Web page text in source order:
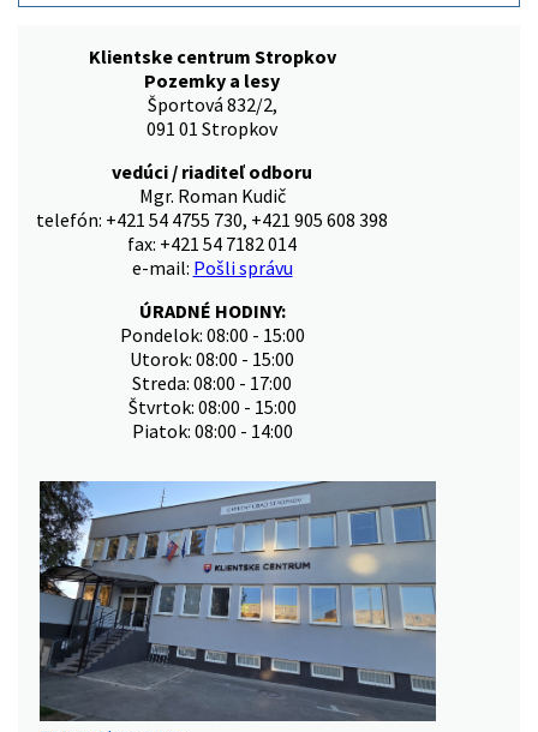
Klientske centrum Stropkov
Pozemky a lesy
Športová 832/2,
091 01 Stropkov
vedúci / riaditeľ odboru
Mgr. Roman Kudič
telefón: +421 54 4755 730, +421 905 608 398
fax: +421 54 7182 014
e-mail: Pošli správu
ÚRADNÉ HODINY:
Pondelok: 08:00 - 15:00
Utorok: 08:00 - 15:00
Streda: 08:00 - 17:00
Štvrtok: 08:00 - 15:00
Piatok: 08:00 - 14:00